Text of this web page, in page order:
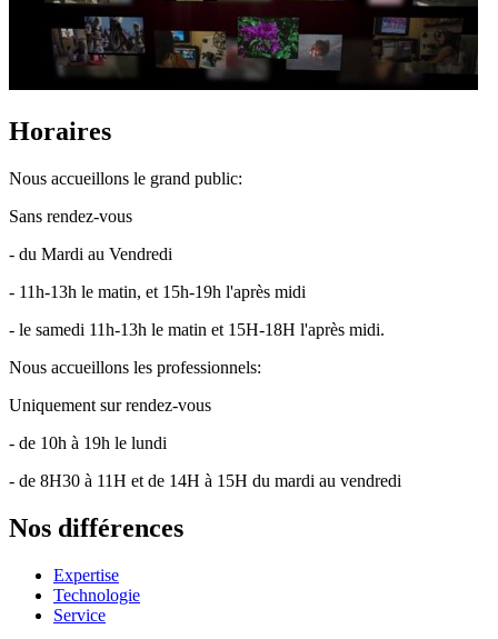
Horaires
Nous accueillons le grand public:
Sans rendez-vous
- du Mardi au Vendredi
- 11h-13h le matin, et 15h-19h l'après midi
- le samedi 11h-13h le matin et 15H-18H l'après midi.
Nous accueillons les professionnels:
Uniquement sur rendez-vous
- de 10h à 19h le lundi
- de 8H30 à 11H et de 14H à 15H du mardi au vendredi
Nos différences
Expertise
Technologie
Service